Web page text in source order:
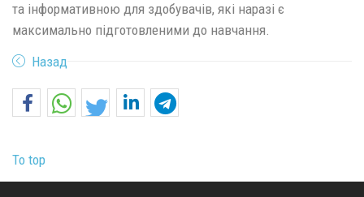
та інформативною для здобувачів, які наразі є
максимально підготовленими до навчання.
Назад
To top